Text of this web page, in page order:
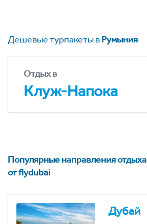
Дешевые турпакеты вРумыния
Отдых в
Клуж-Напока
Популярные направления отдыха
от flydubai
Дубай